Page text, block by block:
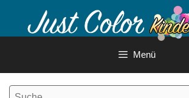
Inhalt
Menü